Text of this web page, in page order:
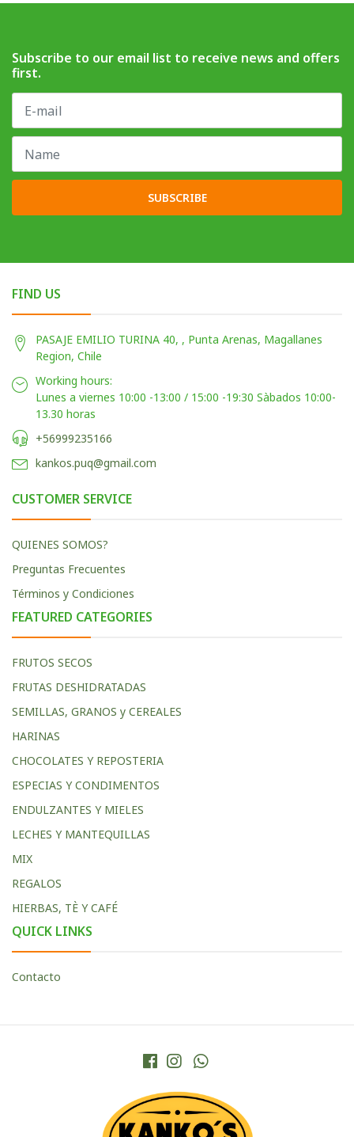
Subscribe to our email list to receive news and offers
first.
SUBSCRIBE
FIND US
PASAJE EMILIO TURINA 40, , Punta Arenas, Magallanes
Region, Chile
Working hours:
Lunes a viernes 10:00 -13:00 / 15:00 -19:30 Sàbados 10:00-
13.30 horas
+56999235166
kankos.puq@gmail.com
CUSTOMER SERVICE
QUIENES SOMOS?
Preguntas Frecuentes
Términos y Condiciones
FEATURED CATEGORIES
FRUTOS SECOS
FRUTAS DESHIDRATADAS
SEMILLAS, GRANOS y CEREALES
HARINAS
CHOCOLATES Y REPOSTERIA
ESPECIAS Y CONDIMENTOS
ENDULZANTES Y MIELES
LECHES Y MANTEQUILLAS
MIX
REGALOS
HIERBAS, TÈ Y CAFÉ
QUICK LINKS
Contacto